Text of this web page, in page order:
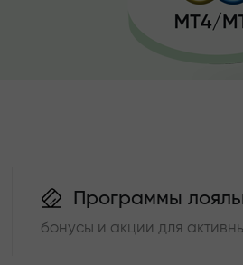
Программы
бонусы и акции для